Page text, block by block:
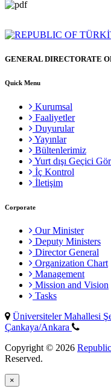
GENERAL DIRECTORATE
Quick Menu
Kurumsal
Faaliyetler
Duyurular
Yayınlar
Bültenlerimiz
Yurt dışı Geçici
İç Kontrol
İletişim
Corporate
Our Minister
Deputy Ministers
Director General
Organization Chart
Management
Mission and Vision
Tasks
Üniversiteler Mahallesi
Çankaya/Ankara
Copyright © 2026
Reserved.
×